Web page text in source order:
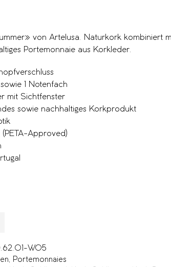
von Artelusa. Naturkork kombiniert
Portemonnaie aus Korkleder.
1 Notenfach
mit Sichtfenster
sowie nachhaltiges Korkprodukt
(PETA-Approved)
W05
, Portemonnaies